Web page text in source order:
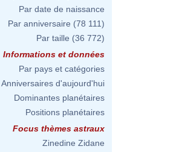
Par date de naissance
Par anniversaire (78 111)
Par taille (36 772)
Informations et données
Par pays et catégories
Anniversaires d'aujourd'hui
Dominantes planétaires
Positions planétaires
Focus thèmes astraux
Zinedine Zidane